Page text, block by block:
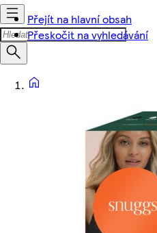
Přejít na hlavní obsah
Přeskočit na vyhledávání